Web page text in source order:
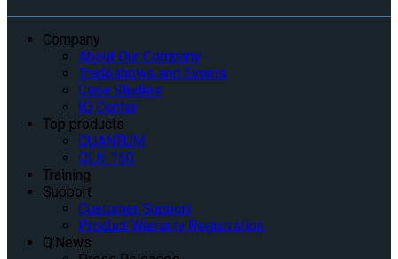
Company
About Our Company
Tradeshows and Events
Case Studies
IQ Center
Top products
QUANTUM
QLK-150
Training
Support
Customer Support
Product Warranty Registration
Q’News